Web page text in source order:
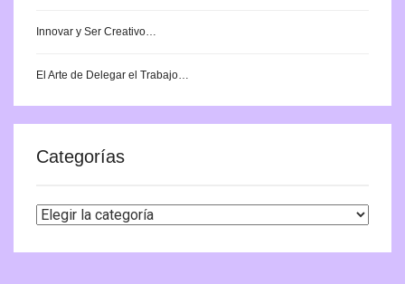
Innovar y Ser Creativo…
El Arte de Delegar el Trabajo…
Categorías